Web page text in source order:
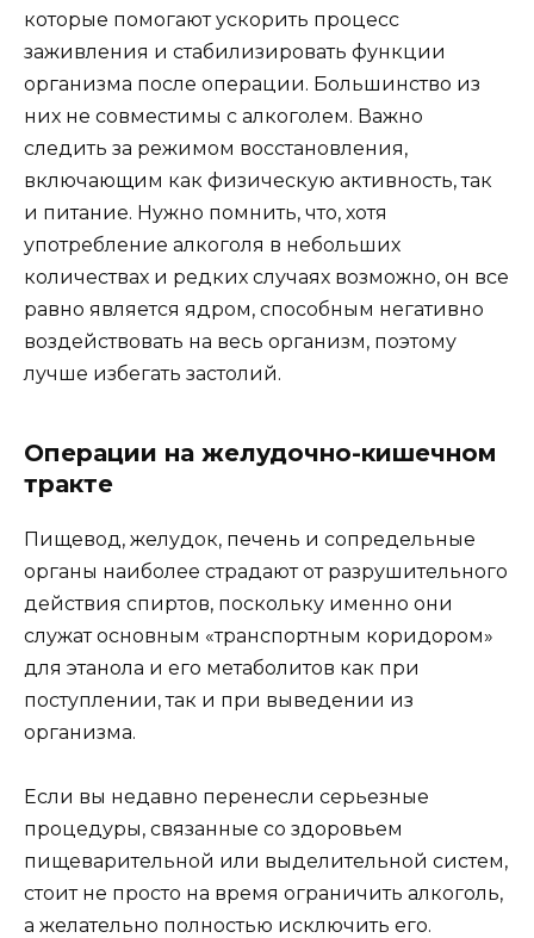
которые помогают ускорить процесс
заживления и стабилизировать функции
организма после операции. Большинство из
них не совместимы с алкоголем. Важно
следить за режимом восстановления,
включающим как физическую активность, так
и питание. Нужно помнить, что, хотя
употребление алкоголя в небольших
количествах и редких случаях возможно, он все
равно является ядром, способным негативно
воздействовать на весь организм, поэтому
лучше избегать застолий.
Операции на желудочно-кишечном
тракте
Пищевод, желудок, печень и сопредельные
органы наиболее страдают от разрушительного
действия спиртов, поскольку именно они
служат основным «транспортным коридором»
для этанола и его метаболитов как при
поступлении, так и при выведении из
организма.
Если вы недавно перенесли серьезные
процедуры, связанные со здоровьем
пищеварительной или выделительной систем,
стоит не просто на время ограничить алкоголь,
а желательно полностью исключить его.